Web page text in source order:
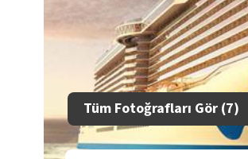
Tüm Fotoğrafları Gör (7)